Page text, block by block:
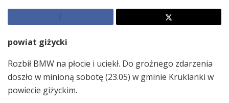
powiat giżycki
Rozbił BMW na płocie i uciekł. Do groźnego zdarzenia
doszło w minioną sobotę (23.05) w gminie Kruklanki w
powiecie giżyckim.